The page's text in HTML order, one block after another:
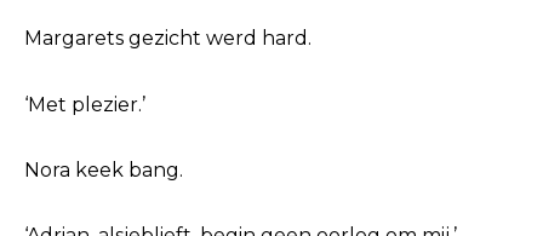
Margarets gezicht werd hard.
‘Met plezier.’
Nora keek bang.